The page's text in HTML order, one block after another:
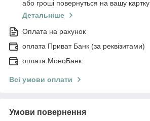
або гроші повернуться на вашу картку
Детальніше
Оплата на рахунок
оплата Приват Банк (за реквізитами)
оплата МоноБанк
Всі умови оплати
Умови повернення